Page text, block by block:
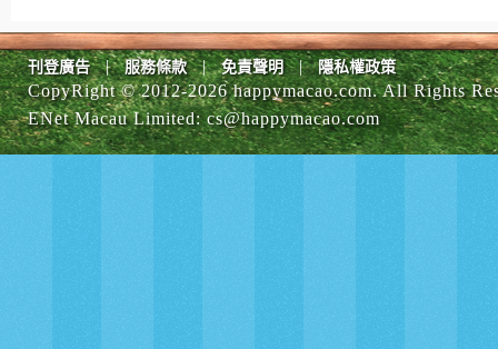
刊登廣告 | 服務條款 | 免責聲明 | 隱私權政策
CopyRight © 2012-2026 happymacao.com. All Rights
ENet Macau Limited:cs@happymacao.com